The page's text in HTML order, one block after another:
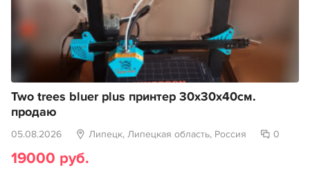
Two trees bluer plus принтер 30х30х40см.
продаю
05.08.2026 Липецк, Липецкая область, Россия 0
19000 руб.